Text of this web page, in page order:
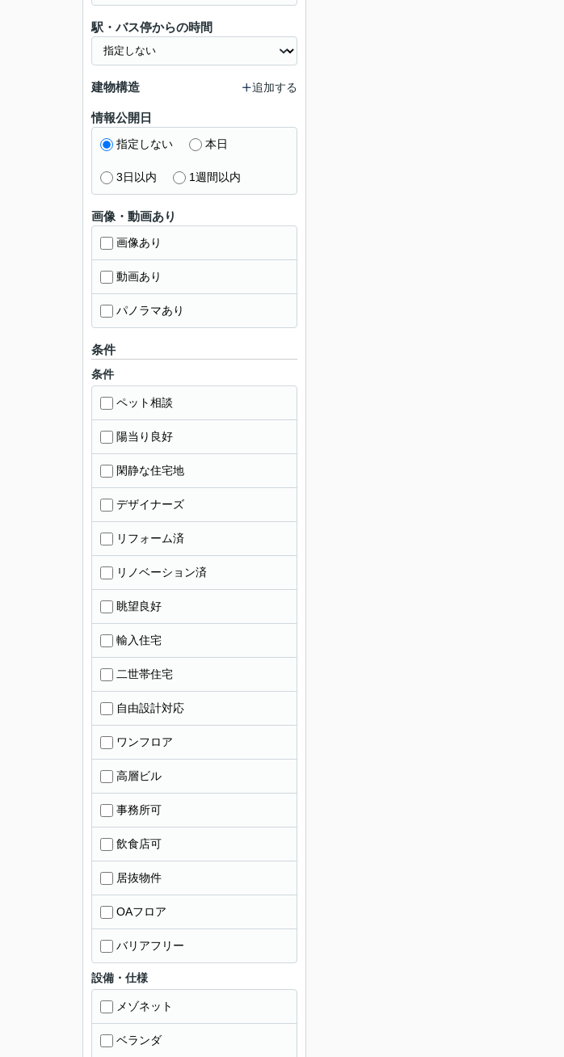
駅・バス停からの時間
建物構造 追加する
情報公開日
指定しない 本日
3日以内 1週間以内
画像・動画あり
画像あり
動画あり
パノラマあり
条件
条件
ペット相談
陽当り良好
閑静な住宅地
デザイナーズ
リフォーム済
リノベーション済
眺望良好
輸入住宅
二世帯住宅
自由設計対応
ワンフロア
高層ビル
事務所可
飲食店可
居抜物件
OAフロア
バリアフリー
設備・仕様
メゾネット
ベランダ